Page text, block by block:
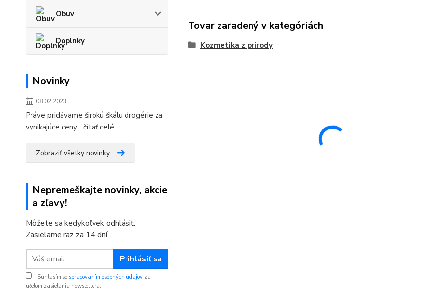
Obuv
Doplnky
Novinky
08.02.2023
Práve pridávame širokú škálu drogérie za
vynikajúce ceny... čítať celé
Zobraziť všetky novinky
Nepremeškajte novinky, akcie
a zľavy!
Môžete sa kedykoľvek odhlásiť.
Zasielame raz za 14 dní.
Prihlásiť sa
Súhlasím so spracovaním osobných údajov za
účelom zasielania newslettera.
Tovar zaradený v kategóriách
Kozmetika z prírody